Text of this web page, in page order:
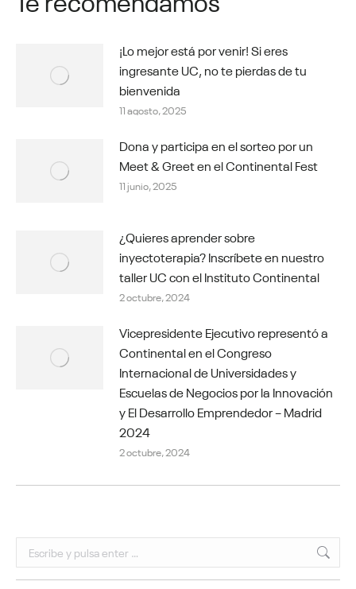
¡Lo mejor está por venir! Si eres
ingresante UC, no te pierdas de tu
bienvenida
11 agosto, 2025
Dona y participa en el sorteo por un
Meet & Greet en el Continental Fest
11 junio, 2025
¿Quieres aprender sobre
inyectoterapia? Inscríbete en nuestro
taller UC con el Instituto Continental
2 octubre, 2024
Vicepresidente Ejecutivo representó a
Continental en el Congreso
Internacional de Universidades y
Escuelas de Negocios por la Innovación
y El Desarrollo Emprendedor – Madrid
2024
2 octubre, 2024
Buscar: